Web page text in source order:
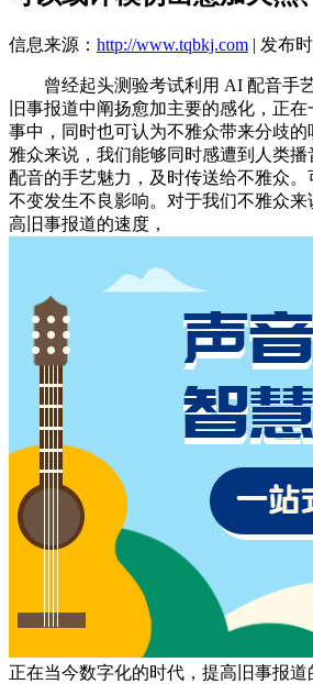
信息来源： http://www.tqbkj.com | 发布
曾经起头测验考试利用 AI 配音手
旧事报道中阐扬愈加主要的感化，正
事中，同时也可认为不雅众带来分歧
雅众来说，我们能够同时感遭到人类
配音的手艺魅力，及时传送给不雅众
不变发生不良影响。对于我们不雅众
高旧事报道的速度，
正在当今数字化的时代，提高旧事报